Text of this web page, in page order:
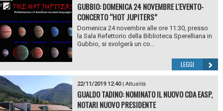
GUBBIO: DOMENICA 24 NOVEMBRE L'EVENTO-
CONCERTO “HOT JUPITERS”
Domenica 24 novembre alle ore 11:30, presso
la Sala Refettorio della Biblioteca Sperelliana in
Gubbio, si svolgerà un co...
LEGGI
22/11/2019 12:40| Attualità
GUALDO TADINO: NOMINATO IL NUOVO CDA EASP,
NOTARI NUOVO PRESIDENTE